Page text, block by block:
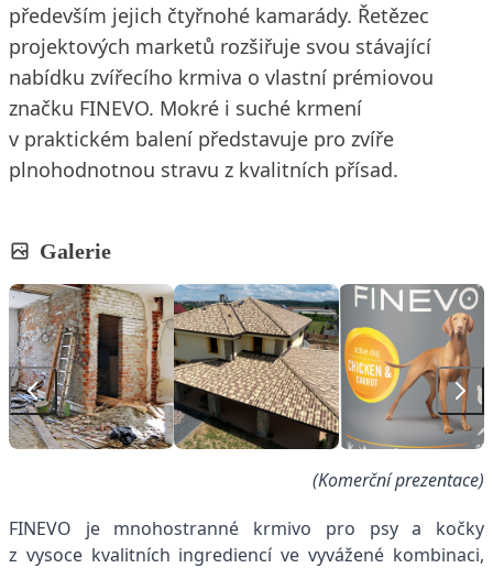
především jejich čtyřnohé kamarády. Řetězec
projektových marketů rozšiřuje svou stávající
nabídku zvířecího krmiva o vlastní prémiovou
značku FINEVO. Mokré i suché krmení
v praktickém balení představuje pro zvíře
plnohodnotnou stravu z kvalitních přísad.
Galerie
(Komerční prezentace)
FINEVO je mnohostranné krmivo pro psy a kočky
z vysoce kvalitních ingrediencí ve vyvážené kombinaci,